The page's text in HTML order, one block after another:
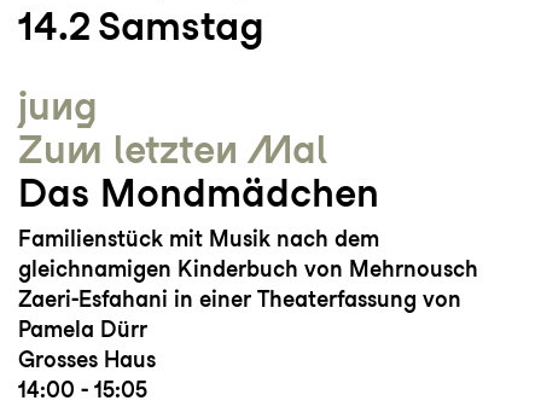
14.2 Samstag
jung
Zum letzten Mal
Das Mondmädchen
Familienstück mit Musik nach dem
gleichnamigen Kinderbuch von Mehrnousch
Zaeri-Esfahani in einer Theaterfassung von
Pamela Dürr
Grosses Haus
14:00 - 15:05